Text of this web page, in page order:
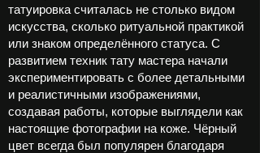
татуировка считалась не столько видом
искусства, сколько ритуальной практикой
или знаком определённого статуса. С
развитием техник тату мастера начали
экспериментировать с более детальными
и реалистичными изображениями,
создавая работы, которые выглядели как
настоящие фотографии на коже. Чёрный
цвет всегда был популярен благодаря